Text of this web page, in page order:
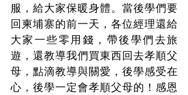
服，給大家保暖身體。當後學們要
回柬埔寨的前一天，各位經理還給
大家一些零用錢，帶後學們去旅
遊，還教導我們買東西回去孝順父
母，點滴教導與關愛，後學感受在
心，後學一定會孝順父母的！感恩